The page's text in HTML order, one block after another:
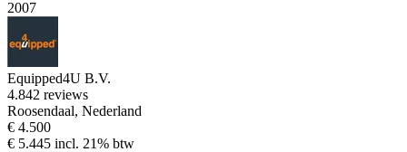
2007
Equipped4U B.V.
4.842 reviews
Roosendaal, Nederland
€ 4.500
€ 5.445 incl. 21% btw